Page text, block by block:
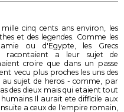
cinq cents ans environ, les
et des legendes. Comme les
ou d'Egypte, les Grecs
racontaient a leur sujet de
croire que dans un passe
vecu plus proches les uns des
au sujet de heros - comme, par
des dieux mais qui etaient tout
Il aurait ete difficile aux
a ceux de l'empire romain,